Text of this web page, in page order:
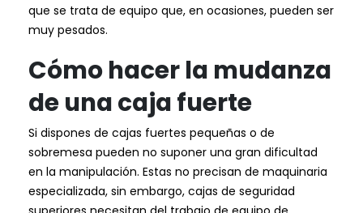
que se trata de equipo que, en ocasiones, pueden ser
muy pesados.
Cómo hacer la mudanza
de una caja fuerte
Si dispones de cajas fuertes pequeñas o de
sobremesa pueden no suponer una gran dificultad
en la manipulación. Estas no precisan de maquinaria
especializada, sin embargo, cajas de seguridad